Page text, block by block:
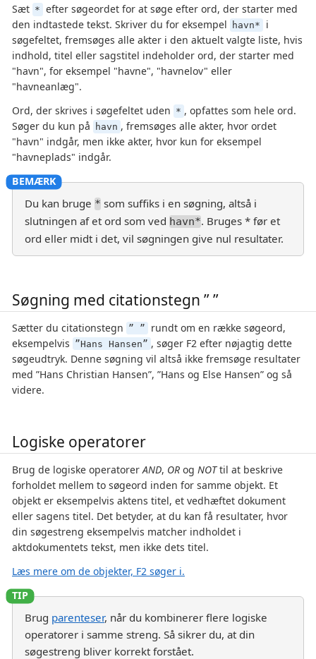
Sæt * efter søgeordet for at søge efter ord, der starter med
den indtastede tekst. Skriver du for eksempel
havn*
i
søgefeltet, fremsøges alle akter i den aktuelt valgte liste, hvis
indhold, titel eller sagstitel indeholder ord, der starter med
"havn", for eksempel "havne", "havnelov" eller
"havneanlæg".
Ord, der skrives i søgefeltet uden * , opfattes som hele ord.
Søger du kun på
havn , fremsøges alle akter, hvor ordet
"havn" indgår, men ikke akter, hvor kun for eksempel
"havneplads" indgår.
Du kan bruge * som suffiks i en søgning, altså i
slutningen af et ord som ved havn*. Bruges * før et
ord eller midt i det, vil søgningen give nul resultater.
Søgning med citationstegn ” ”
Sætter du citationstegn ” ”
rundt om en række søgeord,
eksempelvis ”Hans Hansen” , søger F2 efter nøjagtig dette
søgeudtryk. Denne søgning vil altså ikke fremsøge resultater
med ”Hans Christian Hansen”, ”Hans og Else Hansen” og så
videre.
Logiske operatorer
Brug de logiske operatorer AND, OR og NOTtil at beskrive
forholdet mellem to søgeord inden for samme objekt. Et
objekt er eksempelvis aktens titel, et vedhæftet dokument
eller sagens titel. Det betyder, at du kan få resultater, hvor
din søgestreng eksempelvis matcher indholdet i
aktdokumentets tekst, men ikke dets titel.
Læs mere om de objekter, F2 søger i.
Brug parenteser, når du kombinerer flere logiske
operatorer i samme streng. Så sikrer du, at din
søgestreng bliver korrekt forstået.